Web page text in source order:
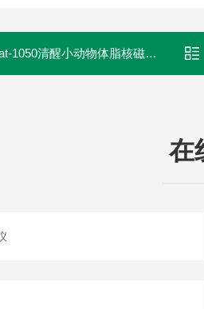
清醒小动物体脂核磁共振分析仪
在